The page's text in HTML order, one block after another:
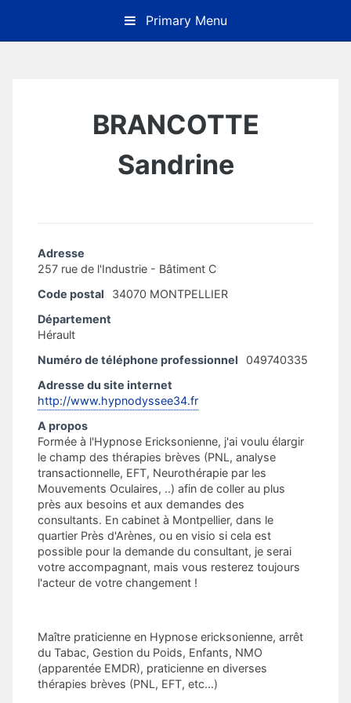
content
Primary Menu
BRANCOTTE
Sandrine
Adresse
257 rue de l'Industrie - Bâtiment C
Code postal
34070 MONTPELLIER
Département
Hérault
Numéro de téléphone professionnel
049740335
Adresse du site internet
http://www.hypnodyssee34.fr
A propos
Formée à l'Hypnose Ericksonienne, j'ai voulu élargir
le champ des thérapies brèves (PNL, analyse
transactionnelle, EFT, Neurothérapie par les
Mouvements Oculaires, ..) afin de coller au plus
près aux besoins et aux demandes des
consultants. En cabinet à Montpellier, dans le
quartier Près d'Arènes, ou en visio si cela est
possible pour la demande du consultant, je serai
votre accompagnant, mais vous resterez toujours
l'acteur de votre changement !
Maître praticienne en Hypnose ericksonienne, arrêt
du Tabac, Gestion du Poids, Enfants, NMO
(apparentée EMDR), praticienne en diverses
thérapies brèves (PNL, EFT, etc...)